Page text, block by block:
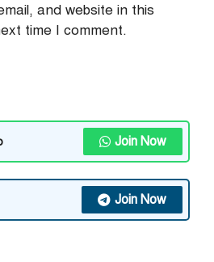
and website in this
time I comment.
Join Now
Join Now